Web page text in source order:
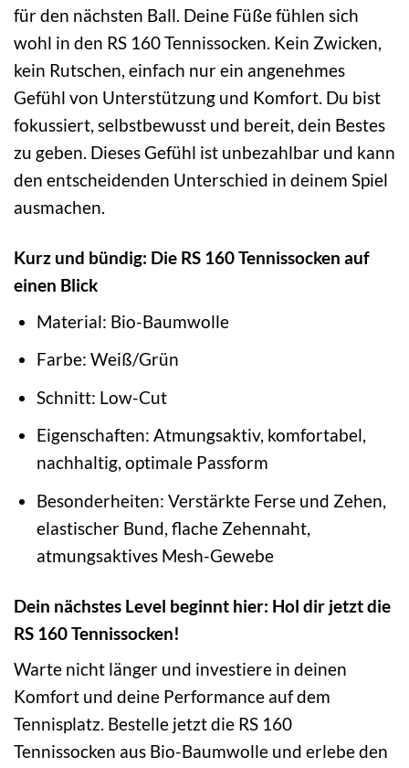
für den nächsten Ball. Deine Füße fühlen sich
wohl in den RS 160 Tennissocken. Kein Zwicken,
kein Rutschen, einfach nur ein angenehmes
Gefühl von Unterstützung und Komfort. Du bist
fokussiert, selbstbewusst und bereit, dein Bestes
zu geben. Dieses Gefühl ist unbezahlbar und kann
den entscheidenden Unterschied in deinem Spiel
ausmachen.
Kurz und bündig: Die RS 160 Tennissocken auf
einen Blick
Material: Bio-Baumwolle
Farbe: Weiß/Grün
Schnitt: Low-Cut
Eigenschaften: Atmungsaktiv, komfortabel,
nachhaltig, optimale Passform
Besonderheiten: Verstärkte Ferse und Zehen,
elastischer Bund, flache Zehennaht,
atmungsaktives Mesh-Gewebe
Dein nächstes Level beginnt hier: Hol dir jetzt die
RS 160 Tennissocken!
Warte nicht länger und investiere in deinen
Komfort und deine Performance auf dem
Tennisplatz. Bestelle jetzt die RS 160
Tennissocken aus Bio-Baumwolle und erlebe den